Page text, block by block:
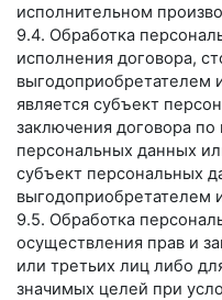
исполнительном
9.4. Обработка
исполнения договора,
выгодоприобретателем
является субъект
заключения договора по
персональных данных
субъект персональных
выгодоприобретателем
9.5. Обработка
осуществления прав и
или третьих лиц либо
значимых целей при